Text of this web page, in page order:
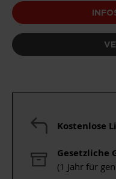
Kostenlose
Gesetzliche
(1 Jahr für